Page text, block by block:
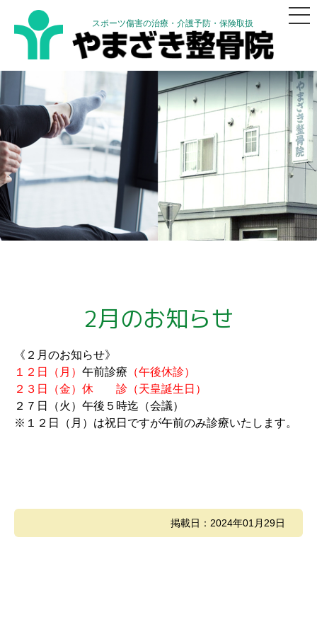
スポーツ傷害の治療・介護予防・保険取扱
2月のお知らせ
《２月のお知らせ》
１２日（月） 午前診療 （午後休診）
２３日（金）休 診（天皇誕生日）
２７日（火）午後５時迄（会議）
※１２日（月）は祝日ですが午前のみ診療いたします。
掲載日：2024年01月29日